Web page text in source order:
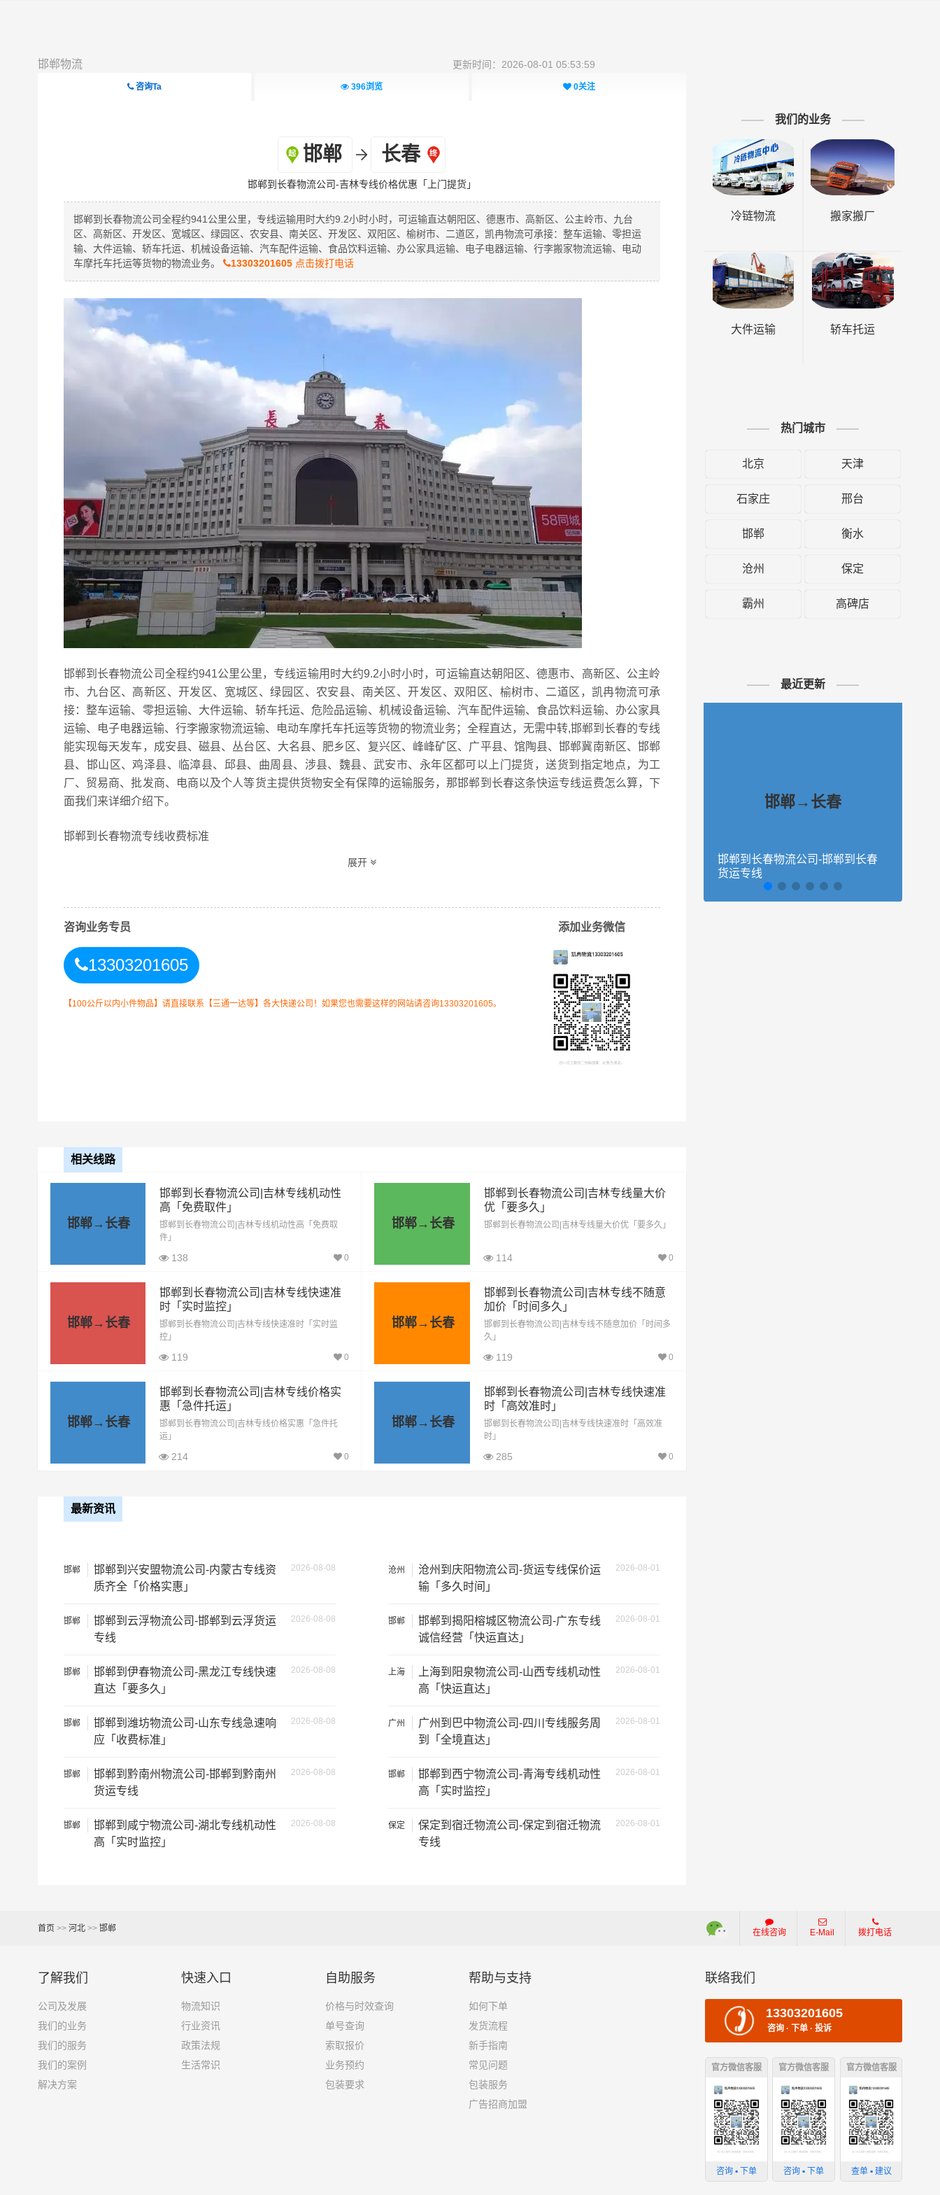
邯郸物流 更新时间：2026-08-01 05:53:59
咨询Ta 396浏览 0关注
邯郸 长春
邯郸到长春物流公司-吉林专线价格优惠「上门提货」
邯郸到长春物流公司全程约941公里公里，专线运输用时大约9.2小时小时，可运输直达朝阳区、德惠市、高新区、公主岭市、九台
区、高新区、开发区、宽城区、绿园区、农安县、南关区、开发区、双阳区、榆树市、二道区，凯冉物流可承接：整车运输、零担运
输、大件运输、轿车托运、机械设备运输、汽车配件运输、食品饮料运输、办公家具运输、电子电器运输、行李搬家物流运输、电动
车摩托车托运等货物的物流业务。
13303201605点击拨打电话
邯郸到长春物流公司全程约941公里公里，专线运输用时大约9.2小时小时，可运输直达朝阳区、德惠市、高新区、公主岭
市、九台区、高新区、开发区、宽城区、绿园区、农安县、南关区、开发区、双阳区、榆树市、二道区，凯冉物流可承
接：整车运输、零担运输、大件运输、轿车托运、危险品运输、机械设备运输、汽车配件运输、食品饮料运输、办公家具
运输、电子电器运输、行李搬家物流运输、电动车摩托车托运等货物的物流业务；全程直达，无需中转,邯郸到长春的专线
能实现每天发车，成安县、磁县、丛台区、大名县、肥乡区、复兴区、峰峰矿区、广平县、馆陶县、邯郸冀南新区、邯郸
县、邯山区、鸡泽县、临漳县、邱县、曲周县、涉县、魏县、武安市、永年区都可以上门提货，送货到指定地点，为工
厂、贸易商、批发商、电商以及个人等货主提供货物安全有保障的运输服务，那邯郸到长春这条快运专线运费怎么算，下
面我们来详细介绍下。
邯郸到长春物流专线收费标准
2小时上门
成安县、磁县、丛台区、大名县、肥乡区、复兴区、峰峰矿区、广平县、馆陶县、邯郸冀南新区、
邯郸县、邯山区、鸡泽县、临漳县、邱县、曲周县、涉县、魏县、武安市、永年区
备注
邯郸到长春物流公司整车运输收费标准
整车运输车
4.2米高栏 3.5元 941公里 3293.5元
6.8米高栏 5.5元 941公里 5175.5元
8.5元 7998.5元
17.5米平板 10.5元 941公里 9880.5元
整车运输价格计算方式通常是按单价×公里，以上报价为市场透明价，仅供参考，不作为最终成交价
车型 装载体积（立方） 装载重量（ 吨 ） 尺寸（米）
中型面包车 1.2吨
依维柯 1.5吨
微型货车 6立方 1.2吨 2×1.8×2.2
中型货车 2吨
5米2货车 28立方 6吨 5×2.4×2.9
展开
咨询业务专员
13303201605
【100公斤以内小件物品】请直接联系【三通一达等】各大快递公司！如果您也需要这样的网站请咨询13303201605。
添加业务微信
相关线路
邯郸→长春
邯郸到长春物流公司|吉林专线机动性
高「免费取件」
邯郸到长春物流公司|吉林专线机动性高「免费取
件」
138 0
邯郸→长春
邯郸到长春物流公司|吉林专线量大价
优「要多久」
邯郸到长春物流公司|吉林专线量大价优「要多久」
114 0
邯郸→长春
邯郸到长春物流公司|吉林专线快速准
时「实时监控」
邯郸到长春物流公司|吉林专线快速准时「实时监
控」
119 0
邯郸→长春
邯郸到长春物流公司|吉林专线不随意
加价「时间多久」
邯郸到长春物流公司|吉林专线不随意加价「时间多
久」
119 0
邯郸→长春
邯郸到长春物流公司|吉林专线价格实
惠「急件托运」
邯郸到长春物流公司|吉林专线价格实惠「急件托
运」
214 0
邯郸→长春
邯郸到长春物流公司|吉林专线快速准
时「高效准时」
邯郸到长春物流公司|吉林专线快速准时「高效准
时」
285 0
最新资讯
邯郸 2026-08-08
邯郸到兴安盟物流公司-内蒙古专线资
质齐全「价格实惠」
邯郸 2026-08-08
邯郸到云浮物流公司-邯郸到云浮货运
专线
邯郸 2026-08-08
邯郸到伊春物流公司-黑龙江专线快速
直达「要多久」
邯郸 2026-08-08
邯郸到潍坊物流公司-山东专线急速响
应「收费标准」
邯郸 2026-08-08
邯郸到黔南州物流公司-邯郸到黔南州
货运专线
邯郸 2026-08-08
邯郸到咸宁物流公司-湖北专线机动性
高「实时监控」
沧州 2026-08-01
沧州到庆阳物流公司-货运专线保价运
输「多久时间」
邯郸 2026-08-01
邯郸到揭阳榕城区物流公司-广东专线
诚信经营「快运直达」
上海 2026-08-01
上海到阳泉物流公司-山西专线机动性
高「快运直达」
广州 2026-08-01
广州到巴中物流公司-四川专线服务周
到「全境直达」
邯郸 2026-08-01
邯郸到西宁物流公司-青海专线机动性
高「实时监控」
保定 2026-08-01
保定到宿迁物流公司-保定到宿迁物流
专线
我们的业务
冷链物流 搬家搬厂
大件运输 轿车托运
热门城市
北京 天津
石家庄 邢台
邯郸 衡水
沧州 保定
霸州 高碑店
最近更新
邯郸→长春
邯郸到长春物流公司-邯郸到长春
货运专线
首页 >> 河北>> 邯郸 在线咨询 E-Mail 拨打电话
了解我们
公司及发展
我们的业务
我们的服务
我们的案例
解决方案
快速入口
物流知识
行业资讯
政策法规
生活常识
自助服务
价格与时效查询
单号查询
索取报价
业务预约
包装要求
帮助与支持
如何下单
发货流程
新手指南
常见问题
包装服务
广告招商加盟
联络我们
13303201605
咨询 · 下单 · 投诉
官方微信客服
咨询 ▪ 下单
官方微信客服
咨询 ▪ 下单
官方微信客服
查单 ▪ 建议